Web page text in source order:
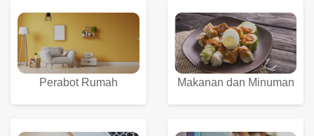
Perabot Rumah Makanan dan Minuman